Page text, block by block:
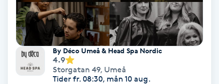
Enzympeeling
Extensions
Extensions borttagning
By Déco Umeå & Head Spa Nordic
4.9
Storgatan 49, Umeå
Tider fr. 08:30, mån 10 aug.